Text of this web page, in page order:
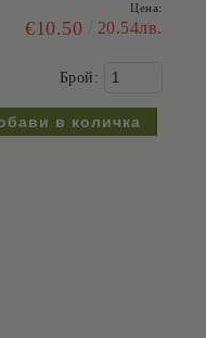
Цена:
€10.50 20.54лв.
Брой: